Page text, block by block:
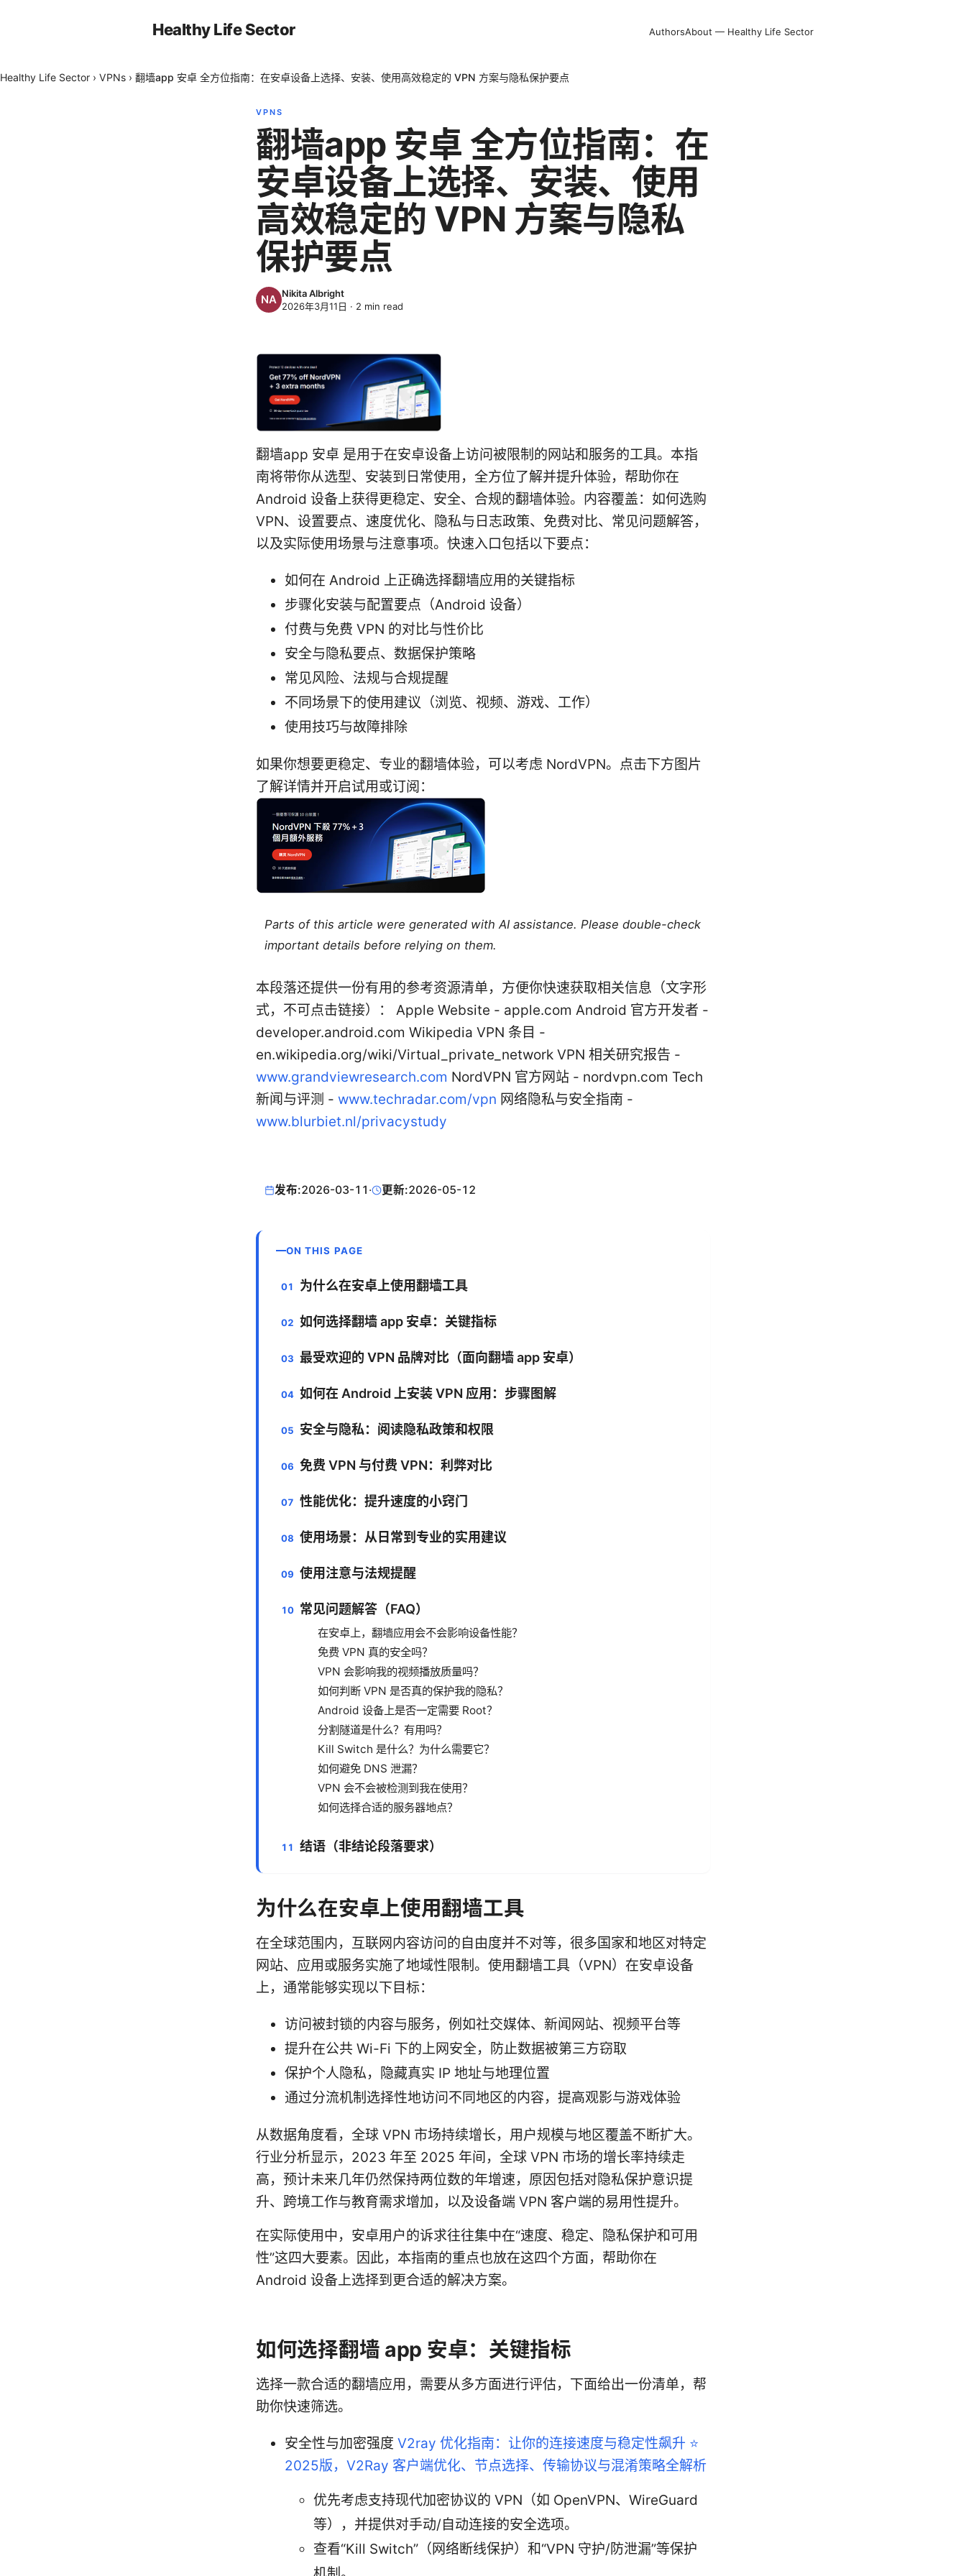
Healthy Life Sector AuthorsAbout — Healthy Life Sector
Healthy Life Sector › VPNs › 翻墙app 安卓 全方位指南：在安卓设备上选择、安装、使用高效稳定的 VPN 方案与隐私保护要点
VPNS
翻墙app 安卓 全方位指南：在
安卓设备上选择、安装、使用
高效稳定的 VPN 方案与隐私
保护要点
Nikita Albright
2026年3月11日 · 2 min read
翻墙app 安卓 是用于在安卓设备上访问被限制的网站和服务的工具。本指
南将带你从选型、安装到日常使用，全方位了解并提升体验，帮助你在
Android 设备上获得更稳定、安全、合规的翻墙体验。内容覆盖：如何选购
VPN、设置要点、速度优化、隐私与日志政策、免费对比、常见问题解答，
以及实际使用场景与注意事项。快速入口包括以下要点：
如何在 Android 上正确选择翻墙应用的关键指标
步骤化安装与配置要点（Android 设备）
付费与免费 VPN 的对比与性价比
安全与隐私要点、数据保护策略
常见风险、法规与合规提醒
不同场景下的使用建议（浏览、视频、游戏、工作）
使用技巧与故障排除
如果你想要更稳定、专业的翻墙体验，可以考虑 NordVPN。点击下方图片
了解详情并开启试用或订阅：
Parts of this article were generated with AI assistance. Please double-check
important details before relying on them.
本段落还提供一份有用的参考资源清单，方便你快速获取相关信息（文字形
式，不可点击链接）： Apple Website - apple.com Android 官方开发者 -
developer.android.com Wikipedia VPN 条目 -
en.wikipedia.org/wiki/Virtual_private_network VPN 相关研究报告 -
www.grandviewresearch.com NordVPN 官方网站 - nordvpn.com Tech
新闻与评测 - www.techradar.com/vpn 网络隐私与安全指南 -
www.blurbiet.nl/privacystudy
发布:2026-03-11 · 更新:2026-05-12
ON THIS PAGE
为什么在安卓上使用翻墙工具
如何选择翻墙 app 安卓：关键指标
最受欢迎的 VPN 品牌对比（面向翻墙 app 安卓）
如何在 Android 上安装 VPN 应用：步骤图解
安全与隐私：阅读隐私政策和权限
免费 VPN 与付费 VPN：利弊对比
性能优化：提升速度的小窍门
使用场景：从日常到专业的实用建议
使用注意与法规提醒
常见问题解答（FAQ）
在安卓上，翻墙应用会不会影响设备性能？
免费 VPN 真的安全吗？
VPN 会影响我的视频播放质量吗？
如何判断 VPN 是否真的保护我的隐私？
Android 设备上是否一定需要 Root？
分割隧道是什么？有用吗？
Kill Switch 是什么？为什么需要它？
如何避免 DNS 泄漏？
VPN 会不会被检测到我在使用？
如何选择合适的服务器地点？
结语（非结论段落要求）
为什么在安卓上使用翻墙工具
在全球范围内，互联网内容访问的自由度并不对等，很多国家和地区对特定
网站、应用或服务实施了地域性限制。使用翻墙工具（VPN）在安卓设备
上，通常能够实现以下目标：
访问被封锁的内容与服务，例如社交媒体、新闻网站、视频平台等
提升在公共 Wi-Fi 下的上网安全，防止数据被第三方窃取
保护个人隐私，隐藏真实 IP 地址与地理位置
通过分流机制选择性地访问不同地区的内容，提高观影与游戏体验
从数据角度看，全球 VPN 市场持续增长，用户规模与地区覆盖不断扩大。
行业分析显示，2023 年至 2025 年间，全球 VPN 市场的增长率持续走
高，预计未来几年仍然保持两位数的年增速，原因包括对隐私保护意识提
升、跨境工作与教育需求增加，以及设备端 VPN 客户端的易用性提升。
在实际使用中，安卓用户的诉求往往集中在“速度、稳定、隐私保护和可用
性”这四大要素。因此，本指南的重点也放在这四个方面，帮助你在
Android 设备上选择到更合适的解决方案。
如何选择翻墙 app 安卓：关键指标
选择一款合适的翻墙应用，需要从多方面进行评估，下面给出一份清单，帮
助你快速筛选。
安全性与加密强度 V2ray 优化指南：让你的连接速度与稳定性飙升 ⭐
2025版，V2Ray 客户端优化、节点选择、传输协议与混淆策略全解析
优先考虑支持现代加密协议的 VPN（如 OpenVPN、WireGuard
等），并提供对手动/自动连接的安全选项。
查看“Kill Switch”（网络断线保护）和“VPN 守护/防泄漏”等保护